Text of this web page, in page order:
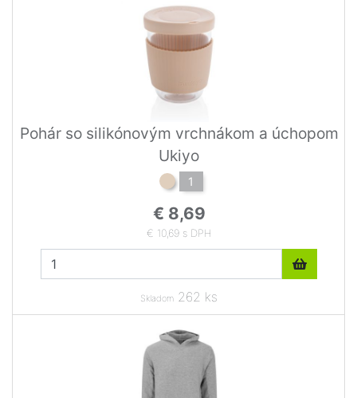
Pohár so silikónovým vrchnákom a úchopom
Ukiyo
1
€ 8,69
€ 10,69 s DPH
Skladom 262 ks